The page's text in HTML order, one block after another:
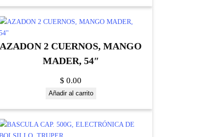
AZADON 2 CUERNOS, MANGO
MADER, 54″
$ 0.00
Añadir al carrito